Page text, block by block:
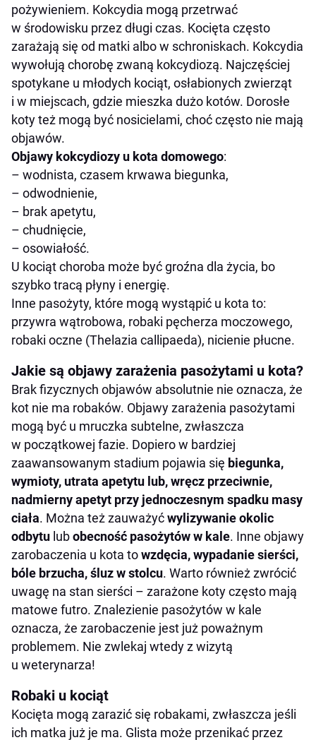
pożywieniem. Kokcydia mogą przetrwać
w środowisku przez długi czas. Kocięta często
zarażają się od matki albo w schroniskach. Kokcydia
wywołują chorobę zwaną kokcydiozą. Najczęściej
spotykane u młodych kociąt, osłabionych zwierząt
i w miejscach, gdzie mieszka dużo kotów. Dorosłe
koty też mogą być nosicielami, choć często nie mają
objawów.
Objawy kokcydiozy u kota domowego:
– wodnista, czasem krwawa biegunka,
– odwodnienie,
– brak apetytu,
– chudnięcie,
– osowiałość.
U kociąt choroba może być groźna dla życia, bo
szybko tracą płyny i energię.
Inne pasożyty, które mogą wystąpić u kota to:
przywra wątrobowa, robaki pęcherza moczowego,
robaki oczne (Thelazia callipaeda), nicienie płucne.
Jakie są objawy zarażenia pasożytami u kota?
Brak fizycznych objawów absolutnie nie oznacza, że
kot nie ma robaków. Objawy zarażenia pasożytami
mogą być u mruczka subtelne, zwłaszcza
w początkowej fazie. Dopiero w bardziej
zaawansowanym stadium pojawia się biegunka,
wymioty, utrata apetytu lub, wręcz przeciwnie,
nadmierny apetyt przy jednoczesnym spadku masy
ciała. Można też zauważyćwylizywanie okolic
odbytu lubobecność pasożytów w kale. Inne objawy
zarobaczenia u kota towzdęcia, wypadanie sierści,
bóle brzucha, śluz w stolcu. Warto również zwrócić
uwagę na stan sierści – zarażone koty często mają
matowe futro. Znalezienie pasożytów w kale
oznacza, że zarobaczenie jest już poważnym
problemem. Nie zwlekaj wtedy z wizytą
u weterynarza!
Robaki u kociąt
Kocięta mogą zarazić się robakami, zwłaszcza jeśli
ich matka już je ma. Glista może przenikać przez